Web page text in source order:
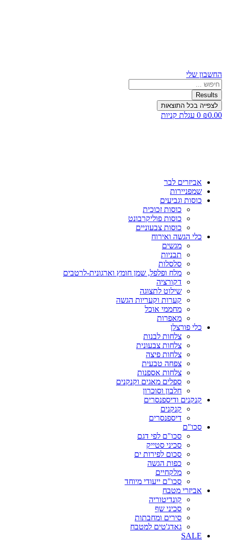
החשבון שלי
Search
...
Results
לצפייה בכל התוצאות
₪0.00
0 עגלת קניות
אביזרים לבר
שמפניירות
כוסות וגביעים
כוסות זכוכית
כוסות פוליקרבונט
כוסות צבעוניים
כלי הגשה ואירוח
מגשים
תבניות
סלסלות
מלח ופלפל, שמן חומץ וארגונית-לרטבים
דקורציה
שילוט לתצוגה
קערות וקעריות הגשה
מחממי אוכל
מאפרות
כלי פורצלן
צלחות לבנות
צלחות צבעונית
צלחות פיצה
צפחה טבעית
צלחות אספנות
ספלים מאגים וקנקנים
חלבון וסוכרון
קנקנים ודיספנסרים
קנקנים
דיספנסרים
סכו"ם
סכו"ם לפי דגם
סכיני סטייק
סכום לפירות ים
כפות הגשה
מלקחיים
סכו"ם ייעודי מיוחד
אביזרי מטבח
קונדיטוריה
סכיני שף
סירים ומחבתות
גאדג'טים למטבח
SALE